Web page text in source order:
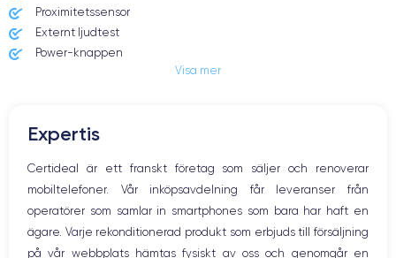
IPS LCD 5.5 pouces
Apple A10 Fusion 4
Nom GPU
PowerVR GT7600 GPU
Fréq. processeur
2.23 GHz
Proximitetssensor
Externt ljudtest
Power-knappen
Högtalare
Hem-knappen
Bluetooth
WiFi
Nätverk
Visa mer
Expertis
Certideal är ett franskt företag som säljer och renoverar
mobiltelefoner. Vår inköpsavdelning får leveranser från
operatörer som samlar in smartphones som bara har haft en
ägare. Varje rekonditionerad produkt som erbjuds till försäljning
på vår webbplats hämtas fysiskt av oss och genomgår en